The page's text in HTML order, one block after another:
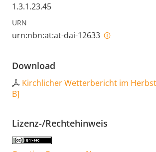
1.3.1.23.45
URN
urn:nbn:at:at-dai-12633
Download
Kirchlicher Wetterbericht im
B]
Lizenz-/Rechtehinweis